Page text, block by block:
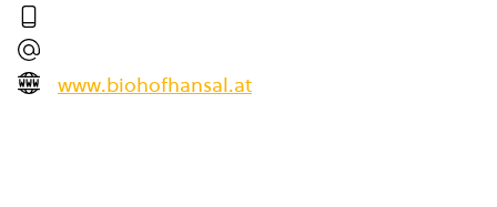
www.biohofhansal.at